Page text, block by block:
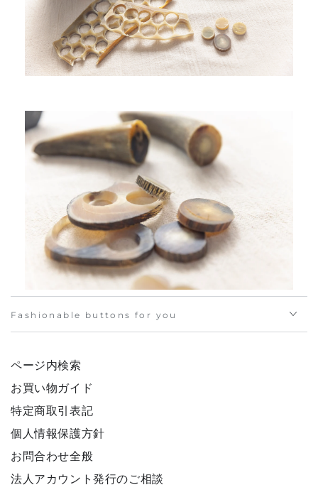
Fashionable buttons for you
ページ内検索
お買い物ガイド
特定商取引表記
個人情報保護方針
お問合わせ全般
法人アカウント発行のご相談